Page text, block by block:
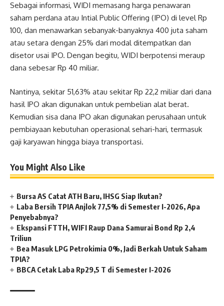
Sebagai informasi, WIDI memasang harga penawaran
saham perdana atau Intial Public Offering (IPO) di level Rp
100, dan menawarkan sebanyak-banyaknya 400 juta saham
atau setara dengan 25% dari modal ditempatkan dan
disetor usai IPO. Dengan begitu, WIDI berpotensi meraup
dana sebesar Rp 40 miliar.
Nantinya, sekitar 51,63% atau sekitar Rp 22,2 miliar dari dana
hasil IPO akan digunakan untuk pembelian alat berat.
Kemudian sisa dana IPO akan digunakan perusahaan untuk
pembiayaan kebutuhan operasional sehari-hari, termasuk
gaji karyawan hingga biaya transportasi.
You Might Also Like
Bursa AS Catat ATH Baru, IHSG Siap Ikutan?
Laba Bersih TPIA Anjlok 77,5% di Semester I-2026, Apa
Penyebabnya?
Ekspansi FTTH, WIFI Raup Dana Samurai Bond Rp 2,4
Triliun
Bea Masuk LPG Petrokimia 0%, Jadi Berkah Untuk Saham
TPIA?
BBCA Cetak Laba Rp29,5 T di Semester I-2026